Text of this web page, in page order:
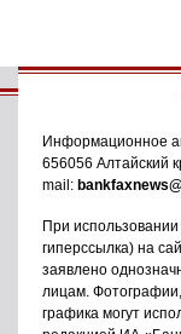
Информационное
656056 Алтайский
mail:
При
гиперссылка) на
заявлено
лицам.
графика могут